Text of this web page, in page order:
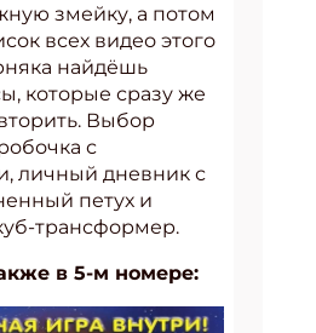
змейку, а потом
всех видео этого
найдёшь
которые сразу же
Выбор
с
личный дневник с
петух и
трансформер.
в 5-м номере: